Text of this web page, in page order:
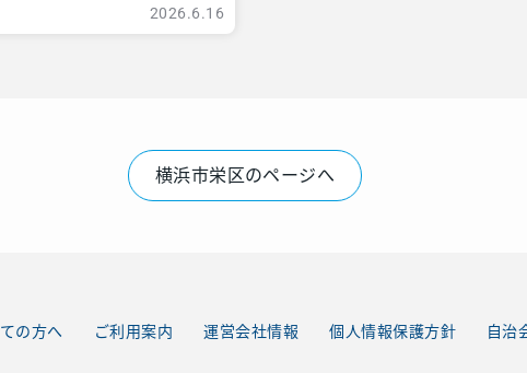
2026.6.16
横浜市栄区のページへ
の方へ ご利用案内 運営会社情報 個人情報保護方針 自治